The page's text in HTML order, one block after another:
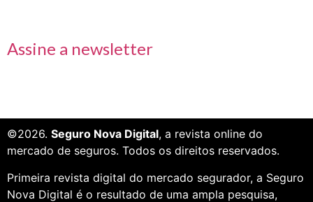
Assine a newsletter
©2026. Seguro Nova Digital, a revista online do
mercado de seguros. Todos os direitos reservados.
Primeira revista digital do mercado segurador, a Seguro
Nova Digital é o resultado de uma ampla pesquisa,